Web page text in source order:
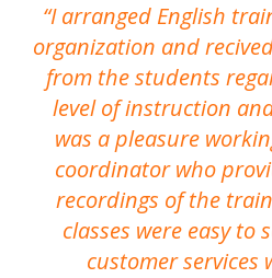
I arranged English
organization and
from the students
level of instruction
was a pleasure
coordinator who
recordings of the
classes were easy to
customer services